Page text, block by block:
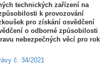
technických zařízení na
k provozování
pro získání osvědčení
o odborné způsobilosti
nebezpečných věcí pro rok
č. 34/2021